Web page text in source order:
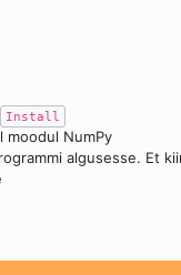
Install
moodul NumPy
algusesse. Et